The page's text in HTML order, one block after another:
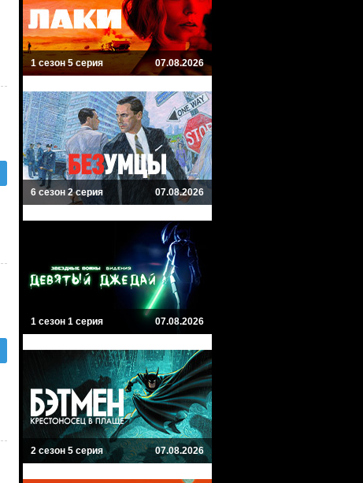
1 сезон 5 серия 07.08.2026
6 сезон 2 серия 07.08.2026
1 сезон 1 серия 07.08.2026
2 сезон 5 серия 07.08.2026